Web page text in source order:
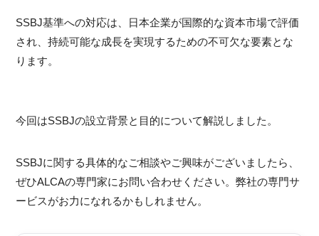
SSBJ基準への対応は、日本企業が国際的な資本市場で評価
され、持続可能な成長を実現するための不可欠な要素とな
ります。
今回はSSBJの設立背景と目的について解説しました。
SSBJに関する具体的なご相談やご興味がございましたら、
ぜひALCAの専門家にお問い合わせください。弊社の専門サ
ービスがお力になれるかもしれません。